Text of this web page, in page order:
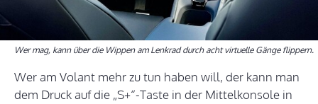
Wer mag, kann über die Wippen am Lenkrad durch acht virtuelle Gänge flippern.
Wer am Volant mehr zu tun haben will, der kann man
dem Druck auf die „S+“-Taste in der Mittelkonsole in